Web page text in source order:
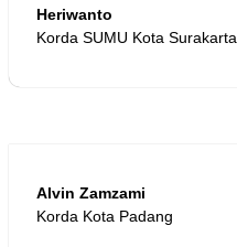
Heriwanto
Korda SUMU Kota Surakarta
Alvin Zamzami
Korda Kota Padang